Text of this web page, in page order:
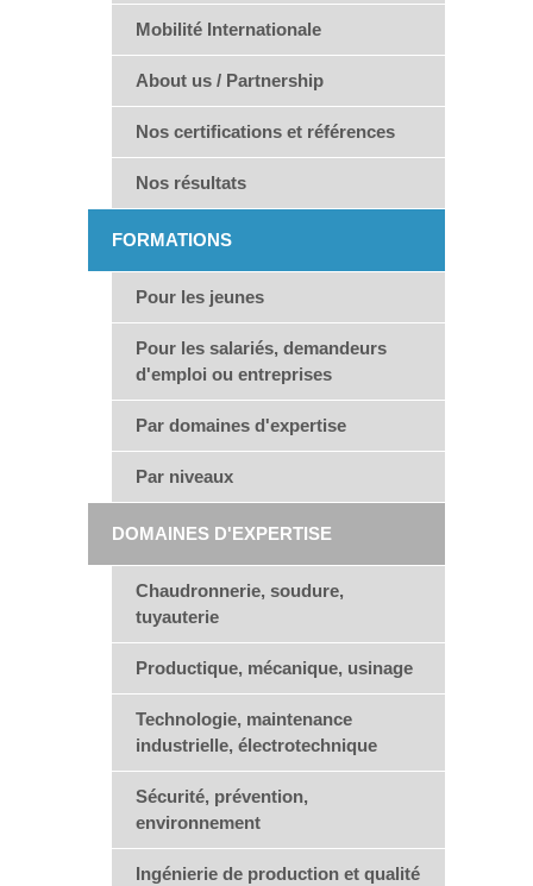
Mobilité Internationale
About us / Partnership
Nos certifications et références
Nos résultats
FORMATIONS
Pour les jeunes
Pour les salariés, demandeurs
d'emploi ou entreprises
Par domaines d'expertise
Par niveaux
DOMAINES D'EXPERTISE
Chaudronnerie, soudure,
tuyauterie
Productique, mécanique, usinage
Technologie, maintenance
industrielle, électrotechnique
Sécurité, prévention,
environnement
Ingénierie de production et qualité